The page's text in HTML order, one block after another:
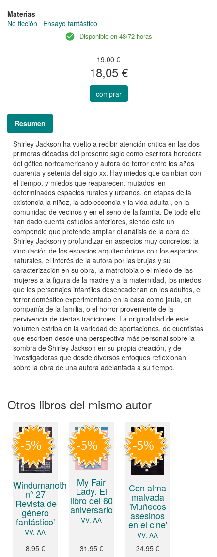
Materias
No ficción
Ensayo fantástico
Disponible en 48/72 horas
19,00 €
18,05 €
comprar
Resumen
Shirley Jackson ha vuelto a recibir atención crítica en las dos
primeras décadas del presente siglo como escritora heredera
del gótico norteamericano y autora de terror entre los años
cuarenta y setenta del siglo xx. Hay miedos que cambian con
el tiempo, y miedos que reaparecen, mutados, en
determinados espacios rurales y urbanos, en etapas de la
existencia la niñez, la adolescencia y la vida adulta , en la
comunidad de vecinos y en el seno de la familia. De todo ello
han dado cuenta estudios anteriores, siendo este un
compendio que pretende ampliar el análisis de la obra de
Shirley Jackson y profundizar en aspectos muy concretos: la
vinculación de los espacios arquitectónicos con los espacios
naturales, el interés de la autora por las brujas y su
caracterización en su obra, la matrofobia o el miedo de las
mujeres a la figura de la madre y a la maternidad, los miedos
que los personajes infantiles desencadenan en los adultos, el
terror doméstico experimentado en la casa como jaula, en
compañía de la familia, o el horror proveniente de la
pervivencia de ciertas tradiciones. La originalidad de este
volumen estriba en la variedad de aportaciones, de cuentistas
que escriben desde una perspectiva más personal sobre la
sombra de Shirley Jackson en su propia creación, y de
investigadoras que desde diversos enfoques reflexionan
sobre la obra de una autora adelantada a su tiempo.
Otros libros del mismo autor
Windumanoth
nº 27
'Revista de
género
fantástico'
VV. AA
8,95 €
My Fair
Lady. El
libro del 60
aniversario
VV. AA
31,95 €
Con alma
malvada
'Muñecos
asesinos
en el cine'
VV. AA
34,95 €